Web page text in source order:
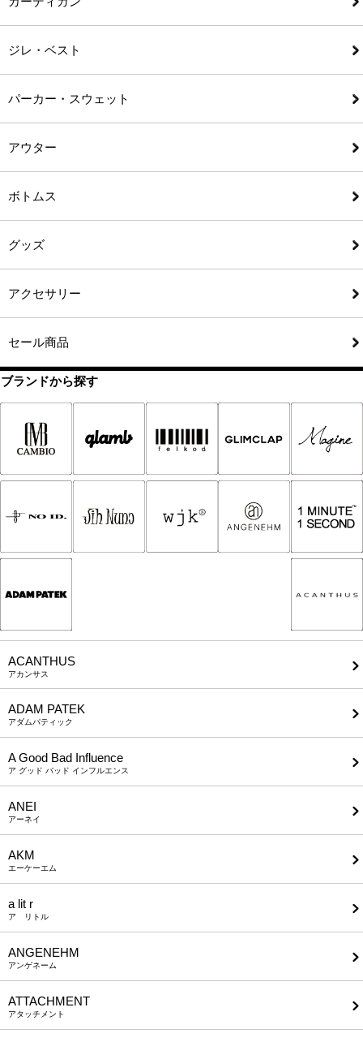
ジレ・ベスト
パーカー・スウェット
アウター
ボトムス
グッズ
アクセサリー
セール商品
ブランドから探す
ACANTHUS
アカンサス
ADAM PATEK
アダムパティック
A Good Bad Influence
ア グッド バッド インフルエンス
ANEI
アーネイ
AKM
エーケーエム
a lit r
ア リトル
ANGENEHM
アンゲネーム
ATTACHMENT
アタッチメント